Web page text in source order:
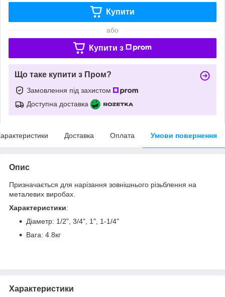
Купити
або
Купити з
Що таке купити з Пром?
Замовлення під захистом
Доступна доставка
Доставка Оплата Умови повернення
Опис
Призначається для нарізання зовнішнього різьблення на
металевих виробах.
Характеристики:
Діаметр: 1/2", 3/4", 1", 1-1/4"
Вага: 4.8кг
Характеристики